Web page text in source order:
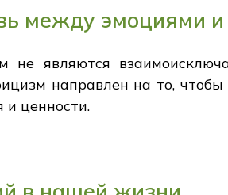
между эмоциями
не являются
направлен на то,
ценности.